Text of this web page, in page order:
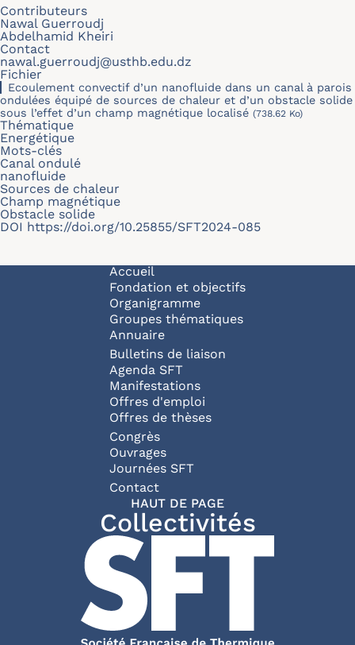
Contributeurs
Nawal Guerroudj
Abdelhamid Kheiri
Contact
nawal.guerroudj@usthb.edu.dz
Fichier
Ecoulement convectif d’un nanofluide dans un canal à parois
ondulées équipé de sources de chaleur et d’un obstacle solide
sous l’effet d’un champ magnétique localisé (738.62 Ko)
Thématique
Energétique
Mots-clés
Canal ondulé
nanofluide
Sources de chaleur
Champ magnétique
Obstacle solide
DOI https://doi.org/10.25855/SFT2024-085
Navigation principale
Accueil
Fondation et objectifs
Organigramme
Groupes thématiques
Annuaire
Bulletins de liaison
Agenda SFT
Manifestations
Offres d'emploi
Offres de thèses
Congrès
Ouvrages
Journées SFT
Pied de page
Contact
HAUT DE PAGE
Collectivités